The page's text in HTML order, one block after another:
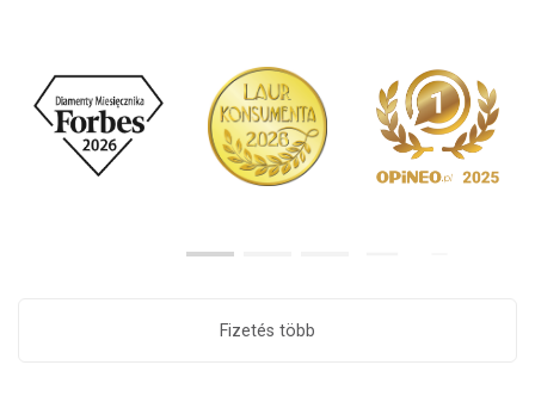
Fizetés több